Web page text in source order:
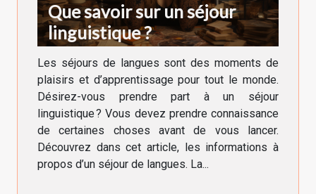
Que savoir sur un séjour
linguistique ?
Les séjours de langues sont des moments de
plaisirs et d’apprentissage pour tout le monde.
Désirez-vous prendre part à un séjour
linguistique ? Vous devez prendre connaissance
de certaines choses avant de vous lancer.
Découvrez dans cet article, les informations à
propos d’un séjour de langues. La...